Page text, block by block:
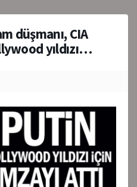
düşmanı, CIA
yıldızı…